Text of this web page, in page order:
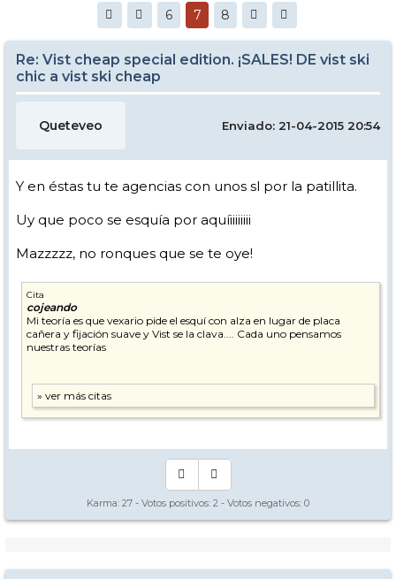
6 7 8
Re: Vist cheap special edition. ¡SALES! DE vist ski
chic a vist ski cheap
Queteveo Enviado: 21-04-2015 20:54
Y en éstas tu te agencias con unos sl por la patillita.
Uy que poco se esquía por aquíiiiiiiii
Mazzzzz, no ronques que se te oye!
Cita
cojeando
Mi teoría es que vexario pide el esquí con alza en lugar de placa
cañera y fijación suave y Vist se la clava.... Cada uno pensamos
nuestras teorías
Karma: 27 - Votos positivos: 2 - Votos negativos: 0